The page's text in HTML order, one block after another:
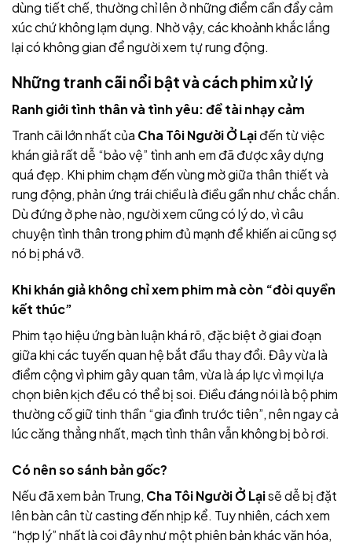
dùng tiết chế, thường chỉ lên ở những điểm cần đẩy cảm
xúc chứ không lạm dụng. Nhờ vậy, các khoảnh khắc lắng
lại có không gian để người xem tự rung động.
Những tranh cãi nổi bật và cách phim xử lý
Ranh giới tình thân và tình yêu: đề tài nhạy cảm
Tranh cãi lớn nhất của Cha Tôi Người Ở Lạiđến từ việc
khán giả rất dễ “bảo vệ” tình anh em đã được xây dựng
quá đẹp. Khi phim chạm đến vùng mờ giữa thân thiết và
rung động, phản ứng trái chiều là điều gần như chắc chắn.
Dù đứng ở phe nào, người xem cũng có lý do, vì câu
chuyện tình thân trong phim đủ mạnh để khiến ai cũng sợ
nó bị phá vỡ.
Khi khán giả không chỉ xem phim mà còn “đòi quyền
kết thúc”
Phim tạo hiệu ứng bàn luận khá rõ, đặc biệt ở giai đoạn
giữa khi các tuyến quan hệ bắt đầu thay đổi. Đây vừa là
điểm cộng vì phim gây quan tâm, vừa là áp lực vì mọi lựa
chọn biên kịch đều có thể bị soi. Điều đáng nói là bộ phim
thường cố giữ tinh thần “gia đình trước tiên”, nên ngay cả
lúc căng thẳng nhất, mạch tình thân vẫn không bị bỏ rơi.
Có nên so sánh bản gốc?
Nếu đã xem bản Trung, Cha Tôi Người Ở Lạisẽ dễ bị đặt
lên bàn cân từ casting đến nhịp kể. Tuy nhiên, cách xem
“hợp lý” nhất là coi đây như một phiên bản khác văn hóa,